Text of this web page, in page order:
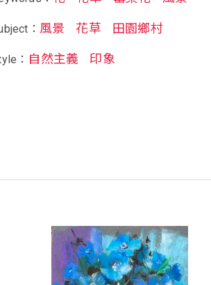
： 風景 花草 田園鄉村
： 自然主義 印象